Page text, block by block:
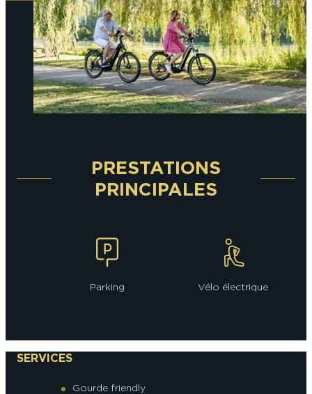
En couple En solo Épicurien En famille En groupe
PRESTATIONS
PRINCIPALES
Parking Vélo électrique
SERVICES
Gourde friendly